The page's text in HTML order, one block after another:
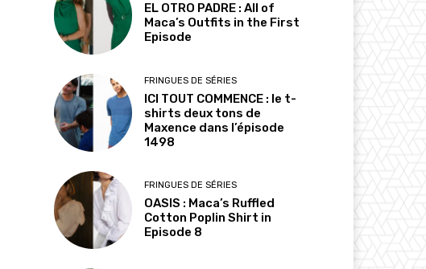
EL OTRO PADRE : All of
Maca’s Outfits in the First
Episode
FRINGUES DE SÉRIES
ICI TOUT COMMENCE : le t-
shirts deux tons de
Maxence dans l’épisode
1498
FRINGUES DE SÉRIES
OASIS : Maca’s Ruffled
Cotton Poplin Shirt in
Episode 8